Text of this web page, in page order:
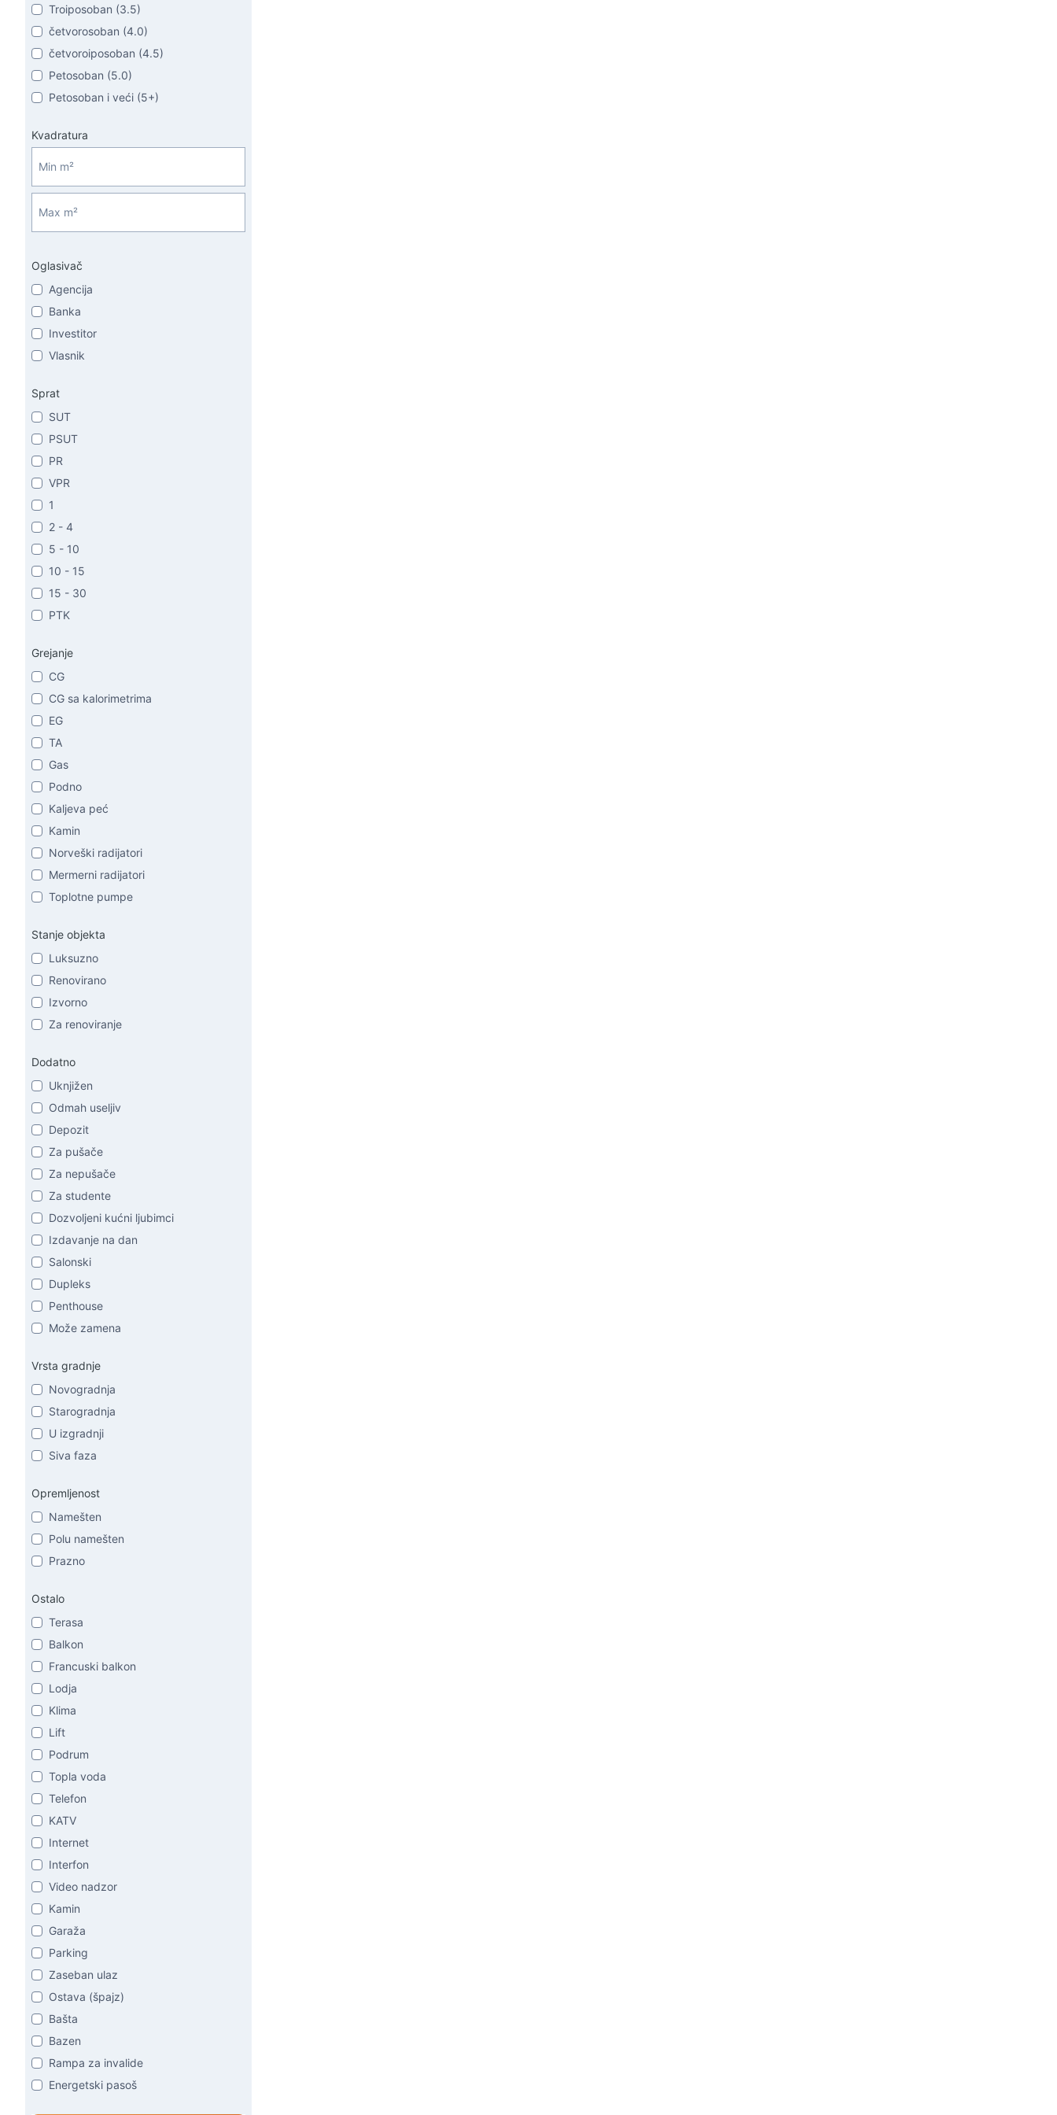
Troiposoban (3.5)
četvorosoban (4.0)
četvoroiposoban (4.5)
Petosoban (5.0)
Petosoban i veći (5+)
Kvadratura
Oglasivač
Agencija
Banka
Investitor
Vlasnik
Sprat
SUT
PSUT
PR
VPR
1
2 - 4
5 - 10
10 - 15
15 - 30
PTK
Grejanje
CG
CG sa kalorimetrima
EG
TA
Gas
Podno
Kaljeva peć
Kamin
Norveški radijatori
Mermerni radijatori
Toplotne pumpe
Stanje objekta
Luksuzno
Renovirano
Izvorno
Za renoviranje
Dodatno
Uknjižen
Odmah useljiv
Depozit
Za pušače
Za nepušače
Za studente
Dozvoljeni kućni ljubimci
Izdavanje na dan
Salonski
Dupleks
Penthouse
Može zamena
Vrsta gradnje
Novogradnja
Starogradnja
U izgradnji
Siva faza
Opremljenost
Namešten
Polu namešten
Prazno
Ostalo
Terasa
Balkon
Francuski balkon
Lodja
Klima
Lift
Podrum
Topla voda
Telefon
KATV
Internet
Interfon
Video nadzor
Kamin
Garaža
Parking
Zaseban ulaz
Ostava (špajz)
Bašta
Bazen
Rampa za invalide
Energetski pasoš